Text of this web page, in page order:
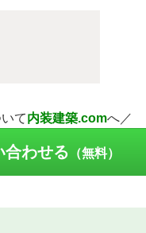
て内装建築.comへ／
合わせる （無料）